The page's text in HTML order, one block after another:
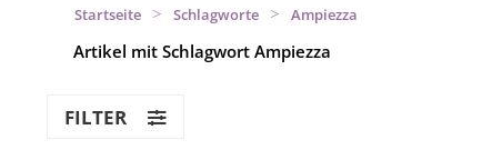
Startseite > Schlagworte > Ampiezza
Artikel mit Schlagwort Ampiezza
FILTER